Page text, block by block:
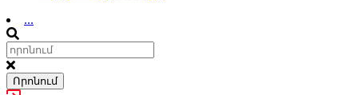
...
Որոնում